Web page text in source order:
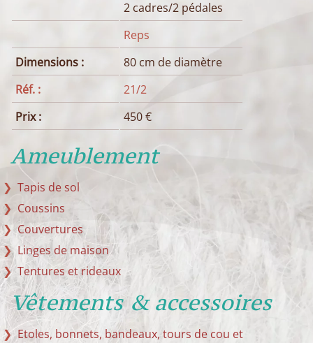
2 cadres/2 pédales
Reps
Dimensions :
80 cm de diamètre
Réf. :
21/2
Prix :
450 €
Ameublement
Tapis de sol
Coussins
Couvertures
Linges de maison
Tentures et rideaux
Vêtements & accessoires
Etoles, bonnets, bandeaux, tours de cou et